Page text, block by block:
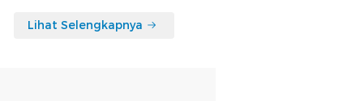
Lihat Selengkapnya